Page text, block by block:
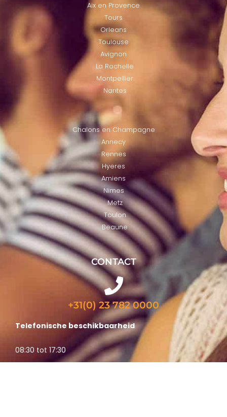
Aix en Provence
Tours
Orleans
Toulouse
Avignon
La Rochelle
Montpellier
Nantes
LOCATIES
Chalons en Champagne
Annecy
Rennes
Hyeres
Amiens
Nimes
Metz
Toulon
Beaune
CONTACT
+31(0) 23 782 0000
Telefonische beschikbaarheid
08:30 tot 17:30